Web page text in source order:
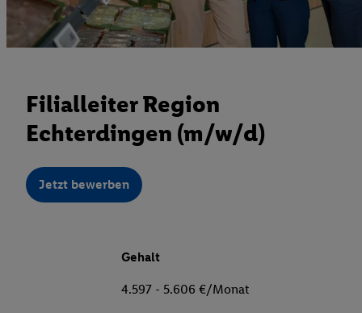
Filialleiter Region
Echterdingen (m/w/d)
Jetzt bewerben
Gehalt
4.597 - 5.606 €/Monat